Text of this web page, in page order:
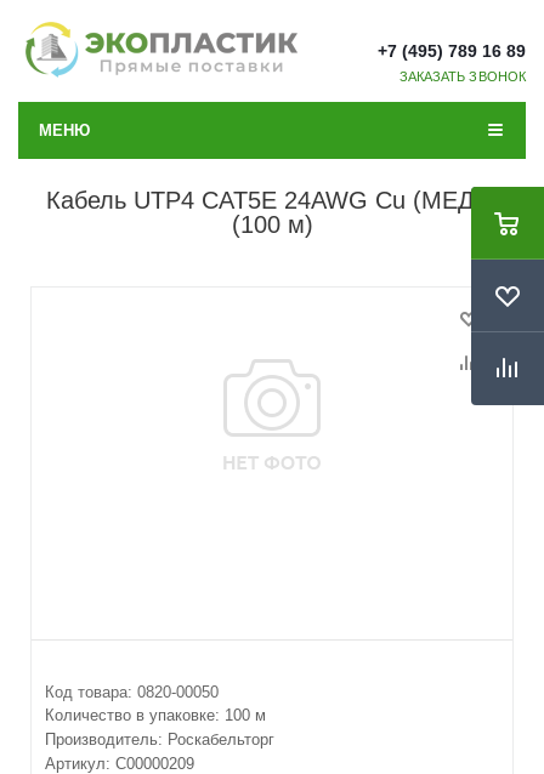
+7 (495) 789 16 89
ЗАКАЗАТЬ ЗВОНОК
МЕНЮ
Кабель UTP4 CAT5E 24AWG Cu (МЕДЬ)
(100 м)
Код товара: 0820-00050
Количество в упаковке: 100 м
Производитель: Роскабельторг
Артикул: С00000209